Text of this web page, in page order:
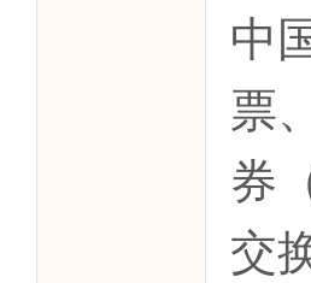
中
票
券
交